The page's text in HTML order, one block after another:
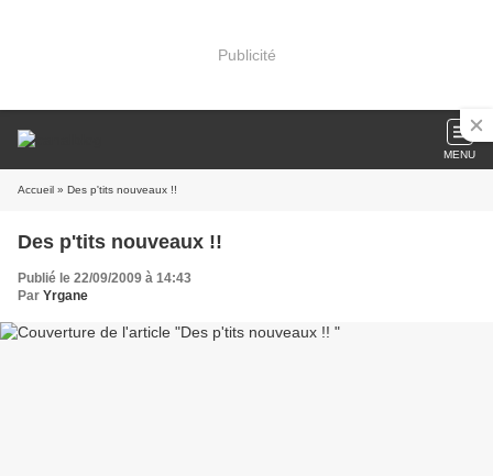
Publicité
MENU
Accueil » Des p'tits nouveaux !!
Des p'tits nouveaux !!
Publié le 22/09/2009 à 14:43
Par Yrgane